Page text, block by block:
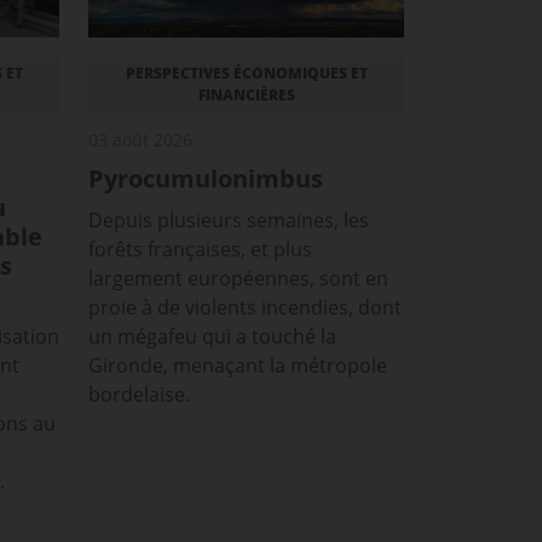
ET
au
PERSPECTIVES ÉCONOMIQUES ET
FINANCIÈRES
Pyrocumulonimbus
Depuis plusieurs semaines, les
forêts françaises, et plus
largement européennes, sont en
proie à de violents incendies, dont
un mégafeu qui a touché la
Gironde, menaçant la métropole
bordelaise.